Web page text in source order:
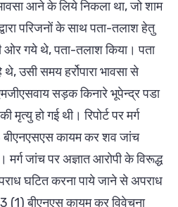
आने के लिये निकला था, जो शाम
परिजनों के साथ पता-तलाश हेतु
ओर गये थे, पता-तलाश किया। पता
उसी समय हर्रोपारा भावसा से
सड़क किनारे भूपेन्द्र पडा
हो गई थी। रिपोर्ट पर मर्ग
कायम कर शव जांच
मर्ग जांच पर अज्ञात आरोपी के विरूद्ध
घटित करना पाये जाने से अपराध
बीएनएस कायम कर विवेचना